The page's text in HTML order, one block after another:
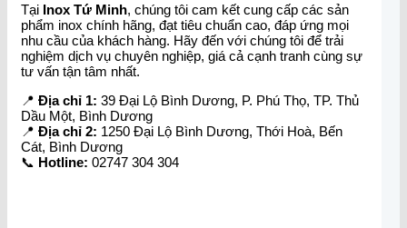
Tại Inox Tứ Minh, chúng tôi cam kết cung cấp các sản
phẩm inox chính hãng, đạt tiêu chuẩn cao, đáp ứng mọi
nhu cầu của khách hàng. Hãy đến với chúng tôi để trải
nghiệm dịch vụ chuyên nghiệp, giá cả cạnh tranh cùng sự
tư vấn tận tâm nhất.
📍 Địa chỉ 1: 39 Đại Lộ Bình Dương, P. Phú Thọ, TP. Thủ
Dầu Một, Bình Dương
📍 Địa chỉ 2: 1250 Đại Lộ Bình Dương, Thới Hoà, Bến
Cát, Bình Dương
📞 Hotline: 02747 304 304